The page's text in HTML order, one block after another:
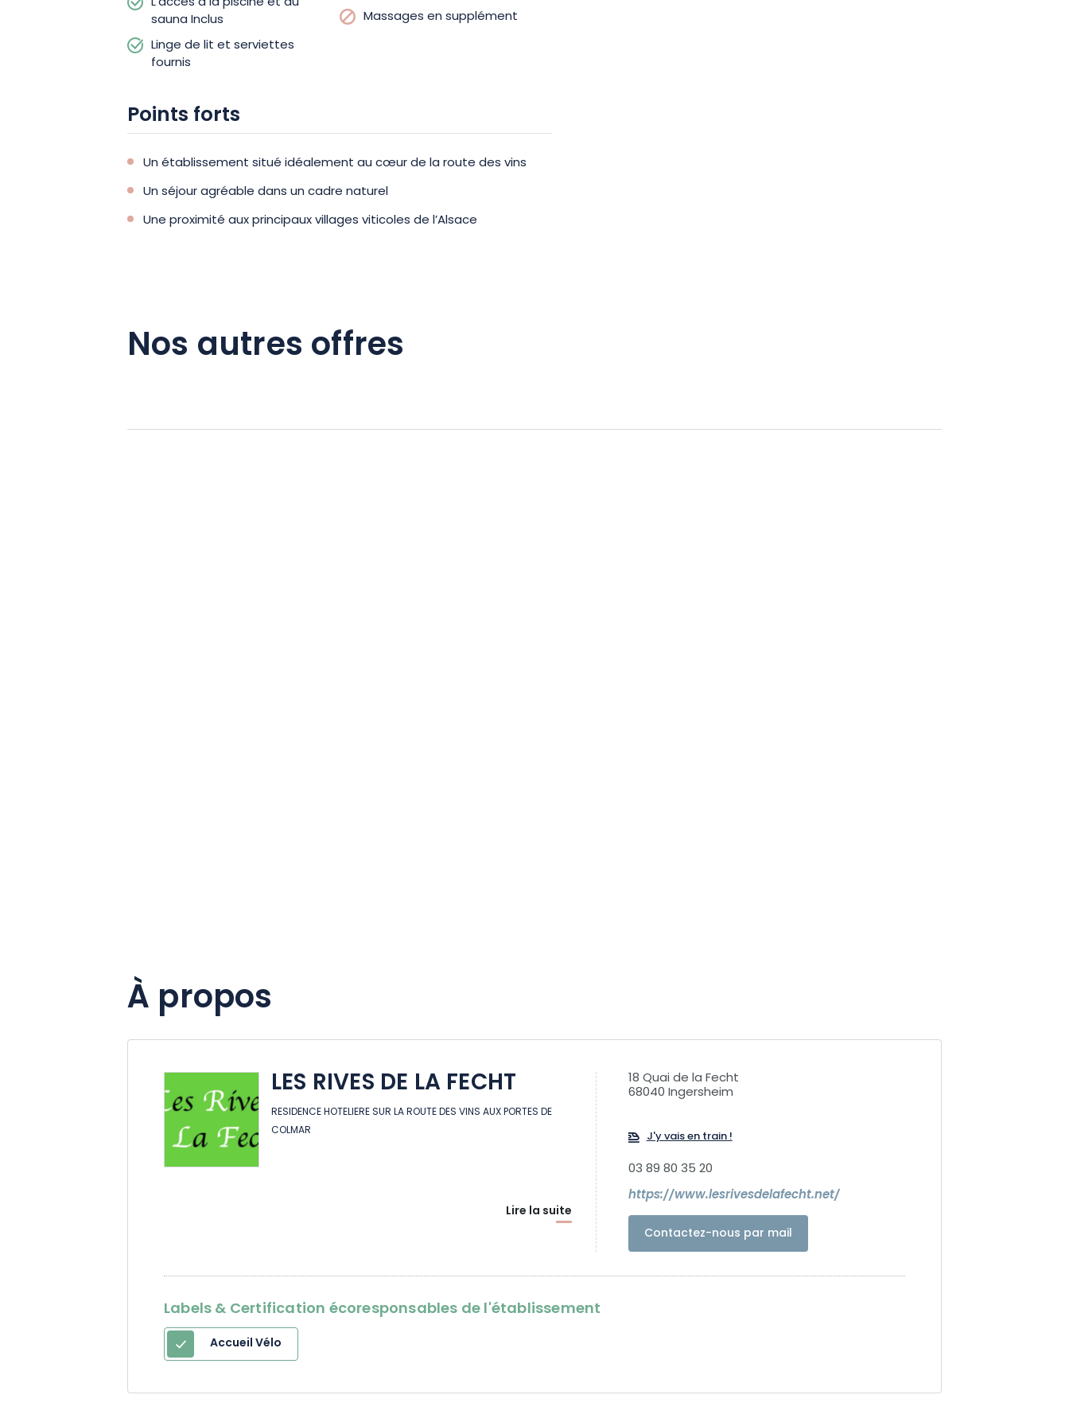
sauna Inclus
Linge de lit et serviettes
fournis
Massages en supplément
Points forts
Un établissement situé idéalement au cœur de la route des vins
Un séjour agréable dans un cadre naturel
Une proximité aux principaux villages viticoles de l’Alsace
Nos autres offres
À propos
LES RIVES DE LA FECHT
RESIDENCE HOTELIERE SUR LA ROUTE DES VINS AUX PORTES DE
COLMAR
Lire la suite
18 Quai de la Fecht
68040 Ingersheim
J'y vais en train !
03 89 80 35 20
https://www.lesrivesdelafecht.net/
Contactez-nous par mail
Labels & Certification écoresponsables de l'établissement
Accueil Vélo